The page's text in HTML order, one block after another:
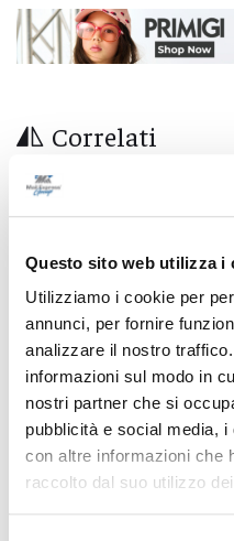
Questo sito web utilizza i
Utilizziamo i cookie per
annunci, per fornire
analizzare il nostro
informazioni sul modo in
nostri partner che si
pubblicità e social media,
con altre informazioni che
raccolto dal suo utilizzo
Correlati